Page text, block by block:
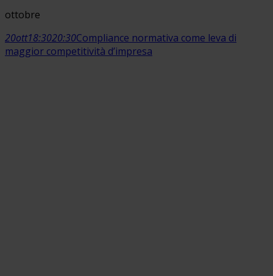
ottobre
20ott18:3020:30Compliance normativa come leva di
maggior competitività d’impresa